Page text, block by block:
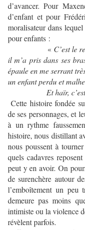
d’avancer. Pour
d’enfant et pour
moralisateur dans
pour enfants :
« C’est le
il m’a pris dans ses
épaule en me serrant
un enfant perdu et
Et haïr, c’est
Cette histoire fondée
de ses personnages, et
à un rythme
histoire, nous distillant
nous poussent à
quels cadavres
peut y en avoir. On
de surenchère autour
l’emboîtement un peu
demeure pas moins
intimiste ou la violence
révèlent parfois.